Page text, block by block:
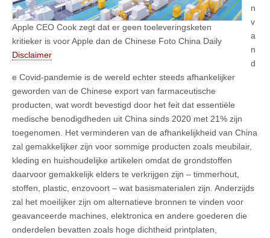
Apple CEO Cook zegt dat er geen toeleveringsketen
kritieker is voor Apple dan de Chinese Foto China Daily
Disclaimer
n
v
a
n
d
e Covid-pandemie is de wereld echter steeds afhankelijker
geworden van de Chinese export van farmaceutische
producten, wat wordt bevestigd door het feit dat essentiële
medische benodigdheden uit China sinds 2020 met 21% zijn
toegenomen. Het verminderen van de afhankelijkheid van China
zal gemakkelijker zijn voor sommige producten zoals meubilair,
kleding en huishoudelijke artikelen omdat de grondstoffen
daarvoor gemakkelijk elders te verkrijgen zijn – timmerhout,
stoffen, plastic, enzovoort – wat basismaterialen zijn. Anderzijds
zal het moeilijker zijn om alternatieve bronnen te vinden voor
geavanceerde machines, elektronica en andere goederen die
onderdelen bevatten zoals hoge dichtheid printplaten,